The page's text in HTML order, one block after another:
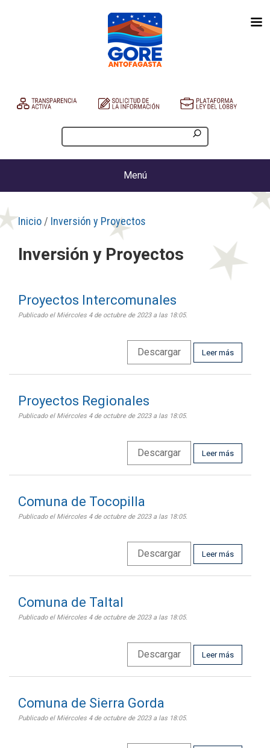
Menú
Inicio / Inversión y Proyectos
Inversión y Proyectos
Proyectos Intercomunales
Publicado el Miércoles 4 de octubre de 2023 a las 18:05.
Descargar Leer más
Proyectos Regionales
Publicado el Miércoles 4 de octubre de 2023 a las 18:05.
Descargar Leer más
Comuna de Tocopilla
Publicado el Miércoles 4 de octubre de 2023 a las 18:05.
Descargar Leer más
Comuna de Taltal
Publicado el Miércoles 4 de octubre de 2023 a las 18:05.
Descargar Leer más
Comuna de Sierra Gorda
Publicado el Miércoles 4 de octubre de 2023 a las 18:05.